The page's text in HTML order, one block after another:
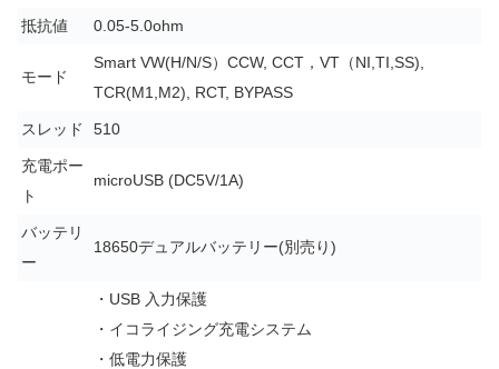
抵抗値 0.05-5.0ohm
モード
Smart VW(H/N/S）CCW, CCT，VT（NI,TI,SS),
TCR(M1,M2), RCT, BYPASS
スレッド 510
充電ポー
ト
microUSB (DC5V/1A)
バッテリ
ー
18650デュアルバッテリー(別売り)
・USB 入力保護
・イコライジング充電システム
・低電力保護